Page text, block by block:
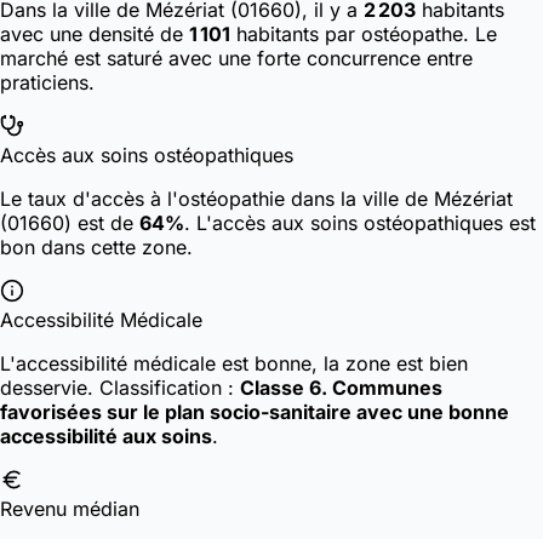
Dans la ville de Mézériat (01660), il y a 2 203 habitants
avec une densité de 1 101 habitants par ostéopathe. Le
marché est saturé avec une forte concurrence entre
praticiens.
Accès aux soins ostéopathiques
Le taux d'accès à l'ostéopathie dans la ville de Mézériat
(01660) est de 64%. L'accès aux soins ostéopathiques est
bon dans cette zone.
Accessibilité Médicale
L'accessibilité médicale est bonne, la zone est bien
desservie. Classification : Classe 6. Communes
favorisées sur le plan socio-sanitaire avec une bonne
accessibilité aux soins.
Revenu médian